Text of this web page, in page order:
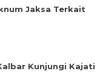
Jaksa Terkait
Kunjungi Kajati